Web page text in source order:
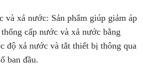
và xả nước: Sản phẩm giúp giảm áp
cấp nước và xả nước bằng
độ xả nước và tắt thiết bị thông qua
ban đầu.